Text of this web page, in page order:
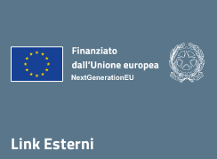
Link Esterni